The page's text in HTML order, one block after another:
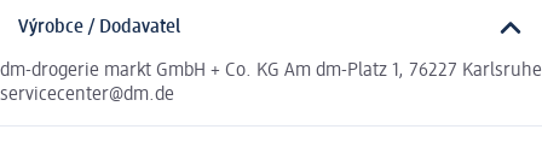
Výrobce / Dodavatel
dm-drogerie markt GmbH + Co. KG Am dm-Platz 1, 76227 Karlsruhe
servicecenter@dm.de